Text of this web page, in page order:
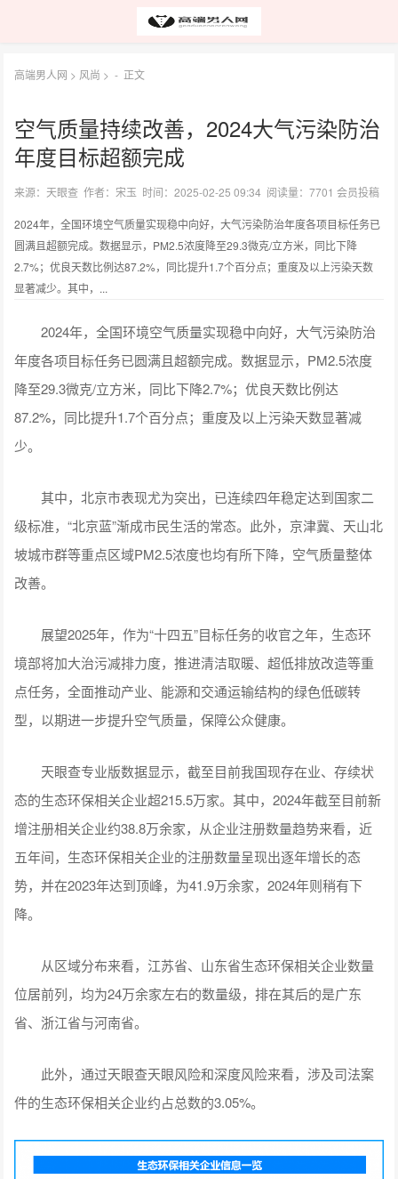
高端男人网 > 风尚 > - 正文
空气质量持续改善，2024大气污染防治
年度目标超额完成
来源：天眼查 作者：宋玉 时间：2025-02-25 09:34 阅读量：7701 会员投稿
2024年，全国环境空气质量实现稳中向好，大气污染防治年度各项目标任务已
圆满且超额完成。数据显示，PM2.5浓度降至29.3微克/立方米，同比下降
2.7%；优良天数比例达87.2%，同比提升1.7个百分点；重度及以上污染天数
显著减少。其中，...
2024年，全国环境空气质量实现稳中向好，大气污染防治
年度各项目标任务已圆满且超额完成。数据显示，PM2.5浓度
降至29.3微克/立方米，同比下降2.7%；优良天数比例达
87.2%，同比提升1.7个百分点；重度及以上污染天数显著减
少。
其中，北京市表现尤为突出，已连续四年稳定达到国家二
级标准，“北京蓝”渐成市民生活的常态。此外，京津冀、天山北
坡城市群等重点区域PM2.5浓度也均有所下降，空气质量整体
改善。
展望2025年，作为“十四五”目标任务的收官之年，生态环
境部将加大治污减排力度，推进清洁取暖、超低排放改造等重
点任务，全面推动产业、能源和交通运输结构的绿色低碳转
型，以期进一步提升空气质量，保障公众健康。
天眼查专业版数据显示，截至目前我国现存在业、存续状
态的生态环保相关企业超215.5万家。其中，2024年截至目前新
增注册相关企业约38.8万余家，从企业注册数量趋势来看，近
五年间，生态环保相关企业的注册数量呈现出逐年增长的态
势，并在2023年达到顶峰，为41.9万余家，2024年则稍有下
降。
从区域分布来看，江苏省、山东省生态环保相关企业数量
位居前列，均为24万余家左右的数量级，排在其后的是广东
省、浙江省与河南省。
此外，通过天眼查天眼风险和深度风险来看，涉及司法案
件的生态环保相关企业约占总数的3.05%。